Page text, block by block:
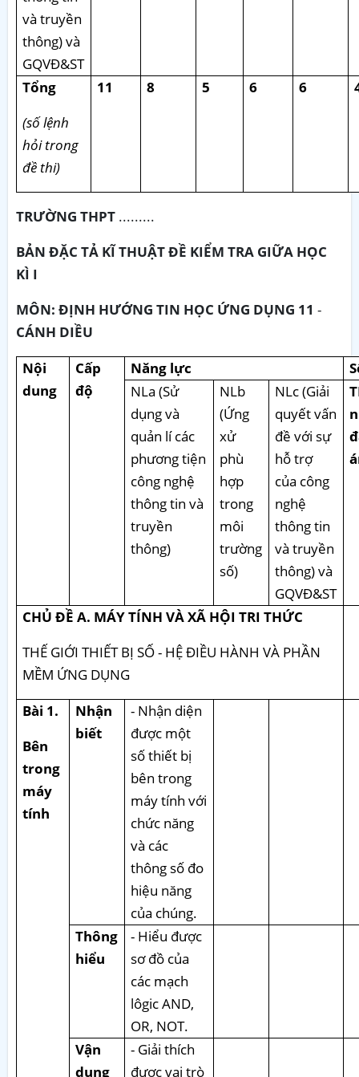
và truyền
thông) và
GQVĐ&ST
Tổng
(số lệnh
hỏi trong
đề thi)
11 8 5 6 6
TRƯỜNG THPT .........
BẢN ĐẶC TẢ KĨ THUẬT ĐỀ KIỂM TRA GIỮA HỌC
KÌ I
MÔN: ĐỊNH HƯỚNG TIN HỌC ỨNG DỤNG 11 -
CÁNH DIỀU
Nội
dung
Cấp
độ
Năng lực
NLa (Sử
dụng và
quản lí các
phương tiện
công nghệ
thông tin và
truyền
thông)
NLb
(Ứng
xử
phù
hợp
trong
môi
trường
số)
NLc (Giải
quyết vấn
đề với sự
hỗ trợ
của công
nghệ
thông tin
và truyền
thông) và
GQVĐ&ST
CHỦ ĐỀ A. MÁY TÍNH VÀ XÃ HỘI TRI THỨC
THẾ GIỚI THIẾT BỊ SỐ - HỆ ĐIỀU HÀNH VÀ PHẦN
MỀM ỨNG DỤNG
Bài 1.
Bên
trong
máy
tính
Nhận
biết
- Nhận diện
được một
số thiết bị
bên trong
máy tính với
chức năng
và các
thông số đo
hiệu năng
của chúng.
Thông
hiểu
- Hiểu được
sơ đồ của
các mạch
lôgic AND,
OR, NOT.
Vận
dụng
- Giải thích
được vai trò